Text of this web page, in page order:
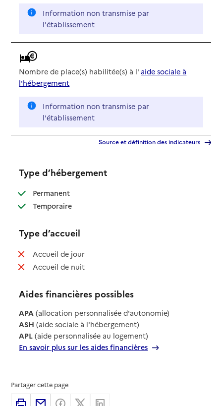
Information non transmise par
l'établissement
Nombre de place(s) habilitée(s) à l' aide sociale à
l'hébergement
Information non transmise par
l'établissement
Source et définition des indicateurs
Type d’hébergement
Permanent: disponible
Temporaire: disponible
Type d’accueil
Accueil de jour: non disponible
Accueil de nuit: non disponible
Aides financières possibles
APA (allocation personnalisée d'autonomie)
ASH (aide sociale à l'hébergement)
APL (aide personnalisée au logement)
En savoir plus sur les aides financières
Partager cette page
ImprimerPartager par email
Partager sur Facebook
Partager sur X